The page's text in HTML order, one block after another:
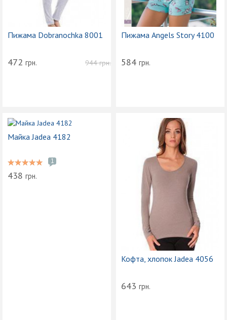
Пижама Dobranochka 8001
944грн.
472 грн.
Пижама Angels Story 4100
584 грн.
Майка Jadea 4182
1
438 грн.
Кофта, хлопок Jadea 4056
643 грн.